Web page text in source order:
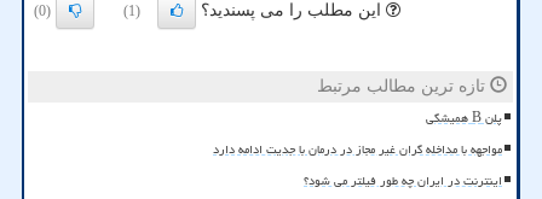
این مطلب را می پسندید؟ (1)
(0)
تازه ترین مطالب مرتبط
پلن B همیشگی
مواجهه با مداخله گران غیر مجاز در درمان با جدیت ادامه دارد
اینترنت در ایران چه طور فیلتر می شود؟